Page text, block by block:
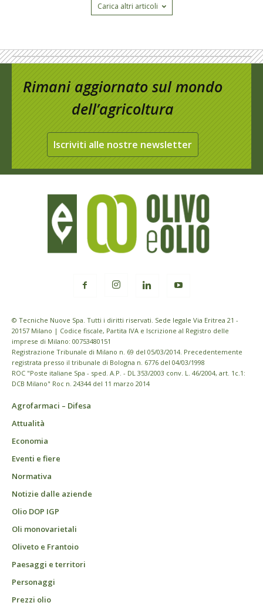
Carica altri articoli
Rimani aggiornato sul mondo
dell’agricoltura
Iscriviti alle nostre newsletter
© Tecniche Nuove Spa. Tutti i diritti riservati. Sede legale Via Eritrea 21 -
20157 Milano | Codice fiscale, Partita IVA e Iscrizione al Registro delle
imprese di Milano: 00753480151
Registrazione Tribunale di Milano n. 69 del 05/03/2014. Precedentemente
registrata presso il tribunale di Bologna n. 6776 del 04/03/1998
ROC "Poste italiane Spa - sped. A.P. - DL 353/2003 conv. L. 46/2004, art. 1c.1:
DCB Milano" Roc n. 24344 del 11 marzo 2014
Agrofarmaci – Difesa
Attualità
Economia
Eventi e fiere
Normativa
Notizie dalle aziende
Olio DOP IGP
Oli monovarietali
Oliveto e Frantoio
Paesaggi e territori
Personaggi
Prezzi olio